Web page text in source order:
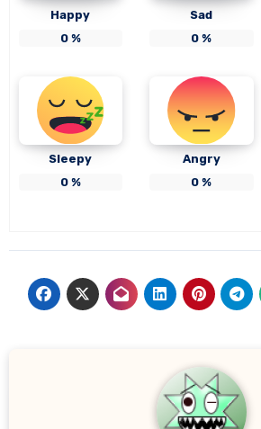
Happy
0%
Sad
0 %
Sleepy
0%
Angry
0 %